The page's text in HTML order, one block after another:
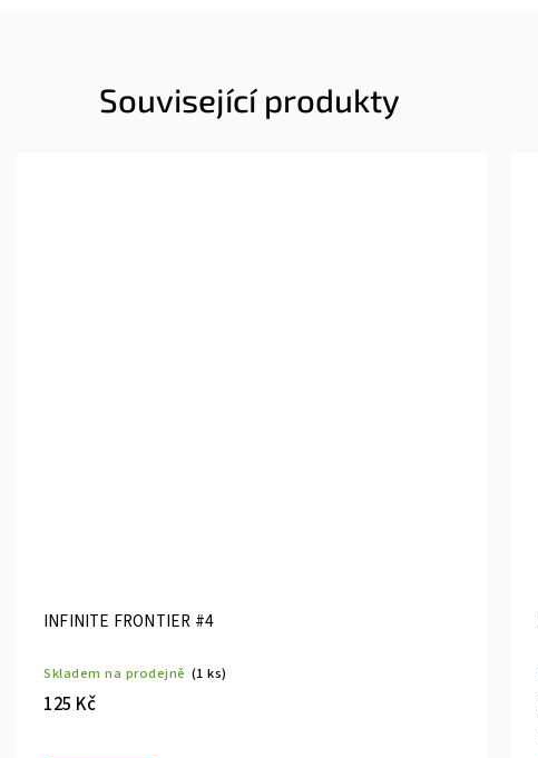
Související produkty
INFINITE FRONTIER #4
Skladem na prodejně (1 ks)
125 Kč